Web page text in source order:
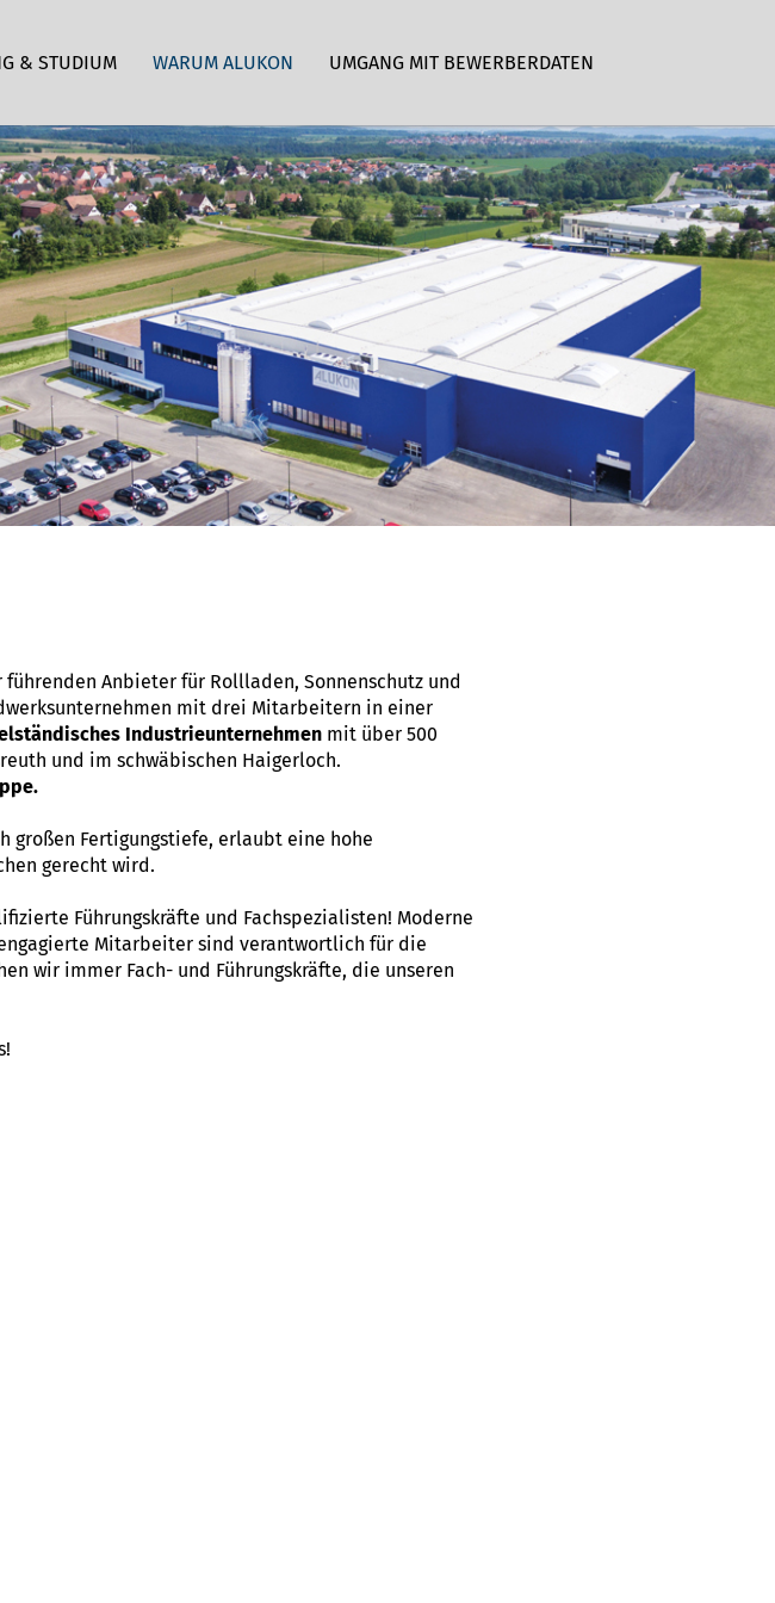
& STUDIUM WARUM ALUKON UMGANG MIT BEWERBERDATEN
führenden Anbieter für Rollladen, Sonnenschutz und
mit drei Mitarbeitern in einer
Industrieunternehmen mit über 500
und im schwäbischen Haigerloch.
großen Fertigungstiefe, erlaubt eine hohe
gerecht wird.
Führungskräfte und Fachspezialisten! Moderne
Mitarbeiter sind verantwortlich für die
wir immer Fach- und Führungskräfte, die unseren